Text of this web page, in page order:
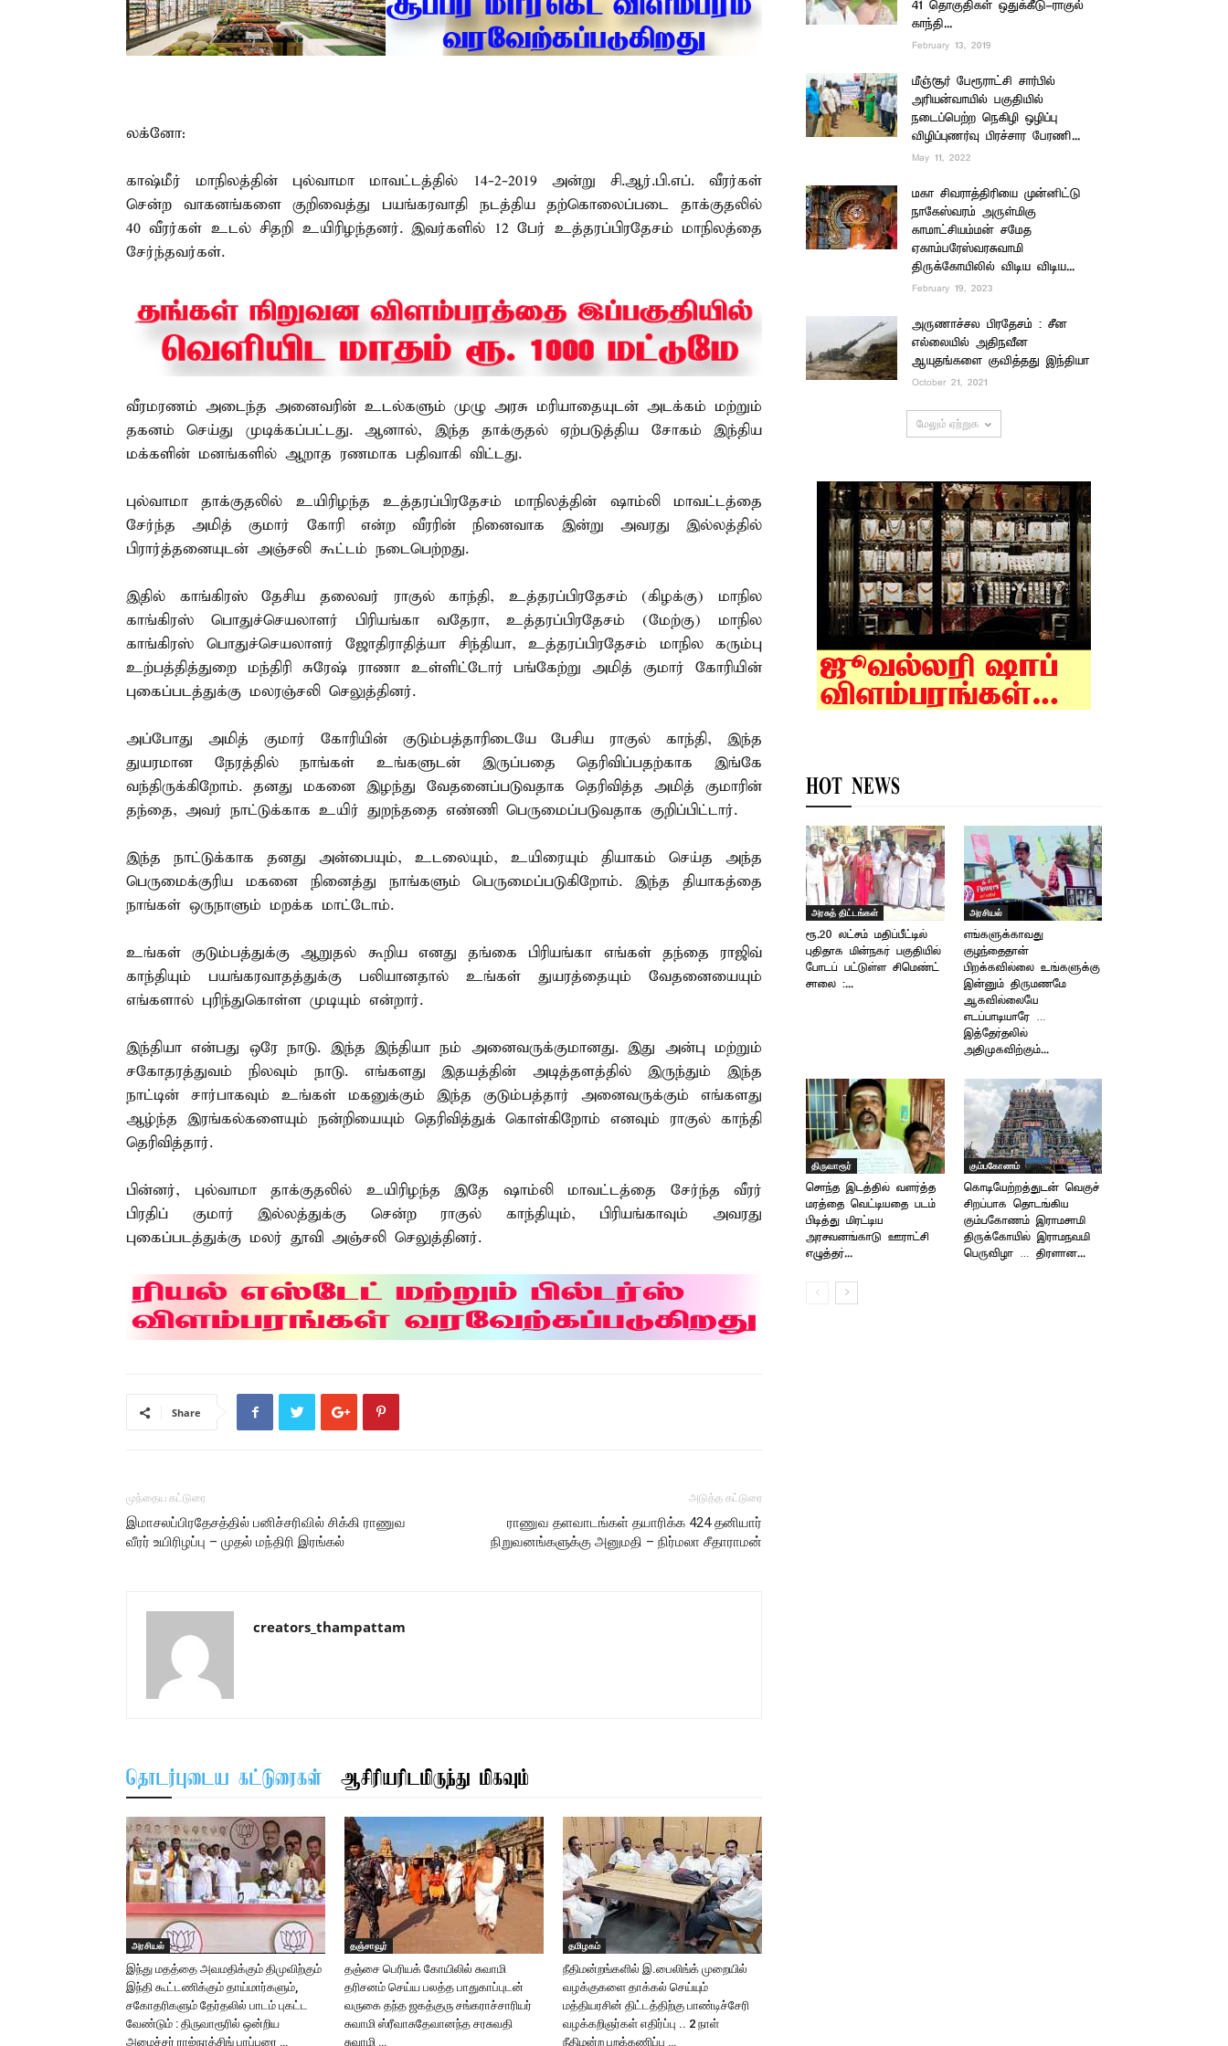
லக்னோ:
காஷ்மீர் மாநிலத்தின் புல்வாமா மாவட்டத்தில் 14-2-2019 அன்று சி.ஆர்.பி.எப். வீரர்கள்
சென்ற வாகனங்களை குறிவைத்து பயங்கரவாதி நடத்திய தற்கொலைப்படை தாக்குதலில்
40 வீரர்கள் உடல் சிதறி உயிரிழந்தனர். இவர்களில் 12 பேர் உத்தரப்பிரதேசம் மாநிலத்தை
சேர்ந்தவர்கள்.
வீரமரணம் அடைந்த அனைவரின் உடல்களும் முழு அரசு மரியாதையுடன் அடக்கம் மற்றும்
தகனம் செய்து முடிக்கப்பட்டது. ஆனால், இந்த தாக்குதல் ஏற்படுத்திய சோகம் இந்திய
மக்களின் மனங்களில் ஆறாத ரணமாக பதிவாகி விட்டது.
புல்வாமா தாக்குதலில் உயிரிழந்த உத்தரப்பிரதேசம் மாநிலத்தின் ஷாம்லி மாவட்டத்தை
சேர்ந்த அமித் குமார் கோரி என்ற வீரரின் நினைவாக இன்று அவரது இல்லத்தில்
பிரார்த்தனையுடன் அஞ்சலி கூட்டம் நடைபெற்றது.
இதில் காங்கிரஸ் தேசிய தலைவர் ராகுல் காந்தி, உத்தரப்பிரதேசம் (கிழக்கு) மாநில
காங்கிரஸ் பொதுச்செயலாளர் பிரியங்கா வதேரா, உத்தரப்பிரதேசம் (மேற்கு) மாநில
காங்கிரஸ் பொதுச்செயலாளர் ஜோதிராதித்யா சிந்தியா, உத்தரப்பிரதேசம் மாநில கரும்பு
உற்பத்தித்துறை மந்திரி சுரேஷ் ராணா உள்ளிட்டோர் பங்கேற்று அமித் குமார் கோரியின்
புகைப்படத்துக்கு மலரஞ்சலி செலுத்தினர்.
அப்போது அமித் குமார் கோரியின் குடும்பத்தாரிடையே பேசிய ராகுல் காந்தி, இந்த
துயரமான நேரத்தில் நாங்கள் உங்களுடன் இருப்பதை தெரிவிப்பதற்காக இங்கே
வந்திருக்கிறோம். தனது மகனை இழந்து வேதனைப்படுவதாக தெரிவித்த அமித் குமாரின்
தந்தை, அவர் நாட்டுக்காக உயிர் துறந்ததை எண்ணி பெருமைப்படுவதாக குறிப்பிட்டார்.
இந்த நாட்டுக்காக தனது அன்பையும், உடலையும், உயிரையும் தியாகம் செய்த அந்த
பெருமைக்குரிய மகனை நினைத்து நாங்களும் பெருமைப்படுகிறோம். இந்த தியாகத்தை
நாங்கள் ஒருநாளும் மறக்க மாட்டோம்.
உங்கள் குடும்பத்துக்கு ஆறுதல் கூறிய எனது தங்கை பிரியங்கா எங்கள் தந்தை ராஜிவ்
காந்தியும் பயங்கரவாதத்துக்கு பலியானதால் உங்கள் துயரத்தையும் வேதனையையும்
எங்களால் புரிந்துகொள்ள முடியும் என்றார்.
இந்தியா என்பது ஒரே நாடு. இந்த இந்தியா நம் அனைவருக்குமானது. இது அன்பு மற்றும்
சகோதரத்துவம் நிலவும் நாடு. எங்களது இதயத்தின் அடித்தளத்தில் இருந்தும் இந்த
நாட்டின் சார்பாகவும் உங்கள் மகனுக்கும் இந்த குடும்பத்தார் அனைவருக்கும் எங்களது
ஆழ்ந்த இரங்கல்களையும் நன்றியையும் தெரிவித்துக் கொள்கிறோம் எனவும் ராகுல் காந்தி
தெரிவித்தார்.
பின்னர், புல்வாமா தாக்குதலில் உயிரிழந்த இதே ஷாம்லி மாவட்டத்தை சேர்ந்த வீரர்
பிரதிப் குமார் இல்லத்துக்கு சென்ற ராகுல் காந்தியும், பிரியங்காவும் அவரது
புகைப்படத்துக்கு மலர் தூவி அஞ்சலி செலுத்தினர்.
Share
முந்தைய கட்டுரை
இமாசலப்பிரதேசத்தில் பனிச்சரிவில் சிக்கி ராணுவ
வீரர் உயிரிழப்பு – முதல் மந்திரி இரங்கல்
அடுத்த கட்டுரை
ராணுவ தளவாடங்கள் தயாரிக்க 424 தனியார்
நிறுவனங்களுக்கு அனுமதி – நிர்மலா சீதாராமன்
creators_thampattam
தொடர்புடைய கட்டுரைகள் ஆசிரியரிடமிருந்து மிகவும்
அரசியல்
இந்து மதத்தை அவமதிக்கும் திமுவிற்கும்
இந்தி கூட்டணிக்கும் தாய்மார்களும்,
சகோதரிகளும் தேர்தலில் பாடம் புகட்ட
வேண்டும் : திருவாரூரில் ஒன்றிய
அமைச்சர் ராஜ்நாத்சிங் பரப்புரை …
தஞ்சாவூர்
தஞ்சை பெரியக் கோயிலில் சுவாமி
தரிசனம் செய்ய பலத்த பாதுகாப்புடன்
வருகை தந்த ஜகத்குரு சங்கராச்சாரியர்
சுவாமி ஸ்ரீவாசுதேவானந்த சரசுவதி
சுவாமி …
தமிழகம்
நீதிமன்றங்களில் இ.பைலிங்க் முறையில்
வழக்குகளை தாக்கல் செய்யும்
மத்தியரசின் திட்டத்திற்கு பாண்டிச்சேரி
வழக்கறிஞர்கள் எதிர்ப்பு .. 2 நாள்
நீதிமன்ற புறக்கணிப்பு …
41 தொகுதிகள் ஒதுக்கீடு-ராகுல்
காந்தி...
February 13, 2019
மீஞ்சூர் பேரூராட்சி சார்பில்
அரியன்வாயில் பகுதியில்
நடைப்பெற்ற நெகிழி ஒழிப்பு
விழிப்புணர்வு பிரச்சார பேரணி...
May 11, 2022
மகா சிவராத்திரியை முன்னிட்டு
நாகேஸ்வரம் அருள்மிகு
காமாட்சியம்மன் சமேத
ஏகாம்பரேஸ்வரசுவாமி
திருக்கோயிலில் விடிய விடிய...
February 19, 2023
அருணாச்சல பிரதேசம் : சீன
எல்லையில் அதிநவீன
ஆயுதங்களை குவித்தது இந்தியா
October 21, 2021
மேலும் ஏற்றுக
HOT NEWS
அரசுத் திட்டங்கள்
ரூ.20 லட்சம் மதிப்பீட்டில்
புதிதாக மின்நகர் பகுதியில்
போடப் பட்டுள்ள சிமெண்ட்
சாலை :...
அரசியல்
எங்களுக்காவது
குழந்தைதான்
பிறக்கவில்லை உங்களுக்கு
இன்னும் திருமணமே
ஆகவில்லையே
எடப்பாடியாரே …
இத்தேர்தலில்
அதிமுகவிற்கும்...
திருவாரூர்
சொந்த இடத்தில் வளர்த்த
மரத்தை வெட்டியதை படம்
பிடித்து மிரட்டிய
அரசவனங்காடு ஊராட்சி
எழுத்தர்...
கும்பகோணம்
கொடியேற்றத்துடன் வெகுச்
சிறப்பாக தொடங்கிய
கும்பகோணம் இராமசாமி
திருக்கோயில் இராமநவமி
பெருவிழா … திரளான...